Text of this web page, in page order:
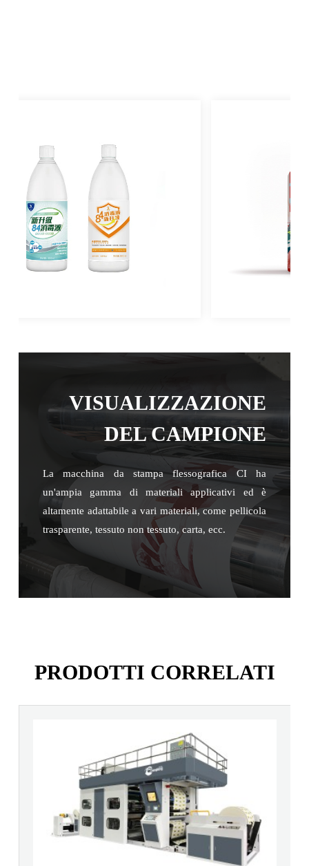
VISUALIZZAZIONE
DEL CAMPIONE
La macchina da stampa flessografica CI ha
un'ampia gamma di materiali applicativi ed è
altamente adattabile a vari materiali, come pellicola
trasparente, tessuto non tessuto, carta, ecc.
PRODOTTI CORRELATI